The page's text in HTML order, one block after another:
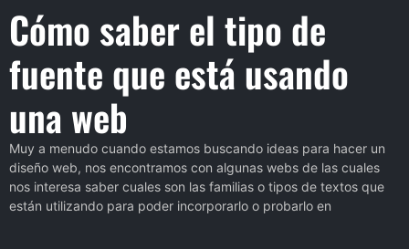
Cómo saber el tipo de
fuente que está usando
una web
Muy a menudo cuando estamos buscando ideas para hacer un
diseño web, nos encontramos con algunas webs de las cuales
nos interesa saber cuales son las familias o tipos de textos que
están utilizando para poder incorporarlo o probarlo en